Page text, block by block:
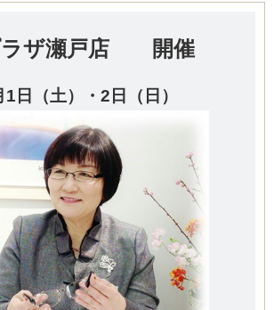
ラザ瀬戸店 開催
1日（土）・2日（日）